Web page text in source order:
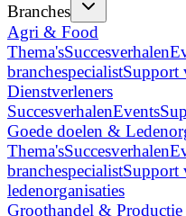
Branches
Agri & Food
Thema'sSuccesverhalen
branchespecialistSupport
Dienstverleners
SuccesverhalenEvents
Goede doelen &
Thema'sSuccesverhalen
branchespecialistSupport
ledenorganisaties
Groothandel & Productie